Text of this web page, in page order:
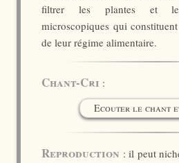
filtrer les plantes et
microscopiques qui
de leur régime alimentaire.
Chant-Cri :
Ecouter le chant
Reproduction : il peut